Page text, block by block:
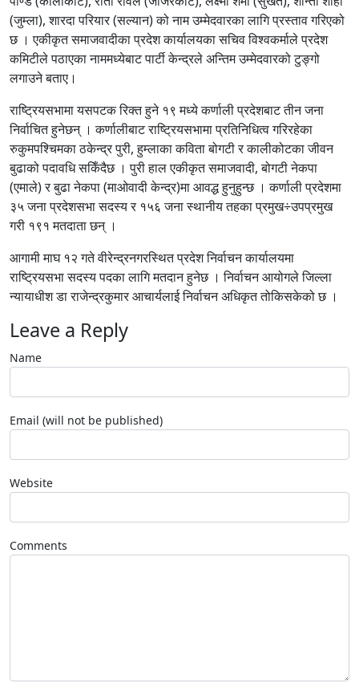
(जुम्ला), शारदा परियार (सल्यान) को नाम उम्मेदवारका लागि प्रस्ताव गरिएको
छ । एकीकृत समाजवादीका प्रदेश कार्यालयका सचिव विश्वकर्माले प्रदेश
कमिटीले पठाएका नाममध्येबाट पार्टी केन्द्रले अन्तिम उम्मेदवारको टुङ्गो
लगाउने बताए।
राष्ट्रियसभामा यसपटक रिक्त हुने १९ मध्ये कर्णाली प्रदेशबाट तीन जना
निर्वाचित हुनेछन् । कर्णालीबाट राष्ट्रियसभामा प्रतिनिधित्व गरिरहेका
रुकुमपश्चिमका ठकेन्द्र पुरी, हुम्लाका कविता बोगटी र कालीकोटका जीवन
बुढाको पदावधि सकिँदैछ । पुरी हाल एकीकृत समाजवादी, बोगटी नेकपा
(एमाले) र बुढा नेकपा (माओवादी केन्द्र)मा आवद्ध हुनुहुन्छ । कर्णाली प्रदेशमा
३५ जना प्रदेशसभा सदस्य र १५६ जना स्थानीय तहका प्रमुख÷उपप्रमुख
गरी १९१ मतदाता छन् ।
आगामी माघ १२ गते वीरेन्द्रनगरस्थित प्रदेश निर्वाचन कार्यालयमा
राष्ट्रियसभा सदस्य पदका लागि मतदान हुनेछ । निर्वाचन आयोगले जिल्ला
न्यायाधीश डा राजेन्द्रकुमार आचार्यलाई निर्वाचन अधिकृत तोकिसकेको छ ।
Leave a Reply
Name
Email (will not be published)
Website
Comments